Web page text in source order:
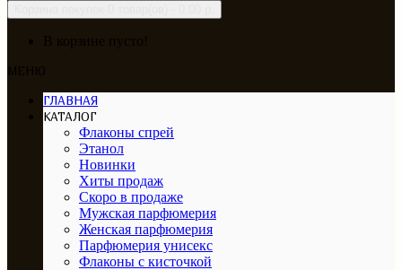
ГЛАВНАЯ
КАТАЛОГ
Флаконы спрей
Этанол
Новинки
Хиты продаж
Скоро в продаже
Мужская парфюмерия
Женская парфюмерия
Парфюмерия унисекс
Флаконы с кисточкой